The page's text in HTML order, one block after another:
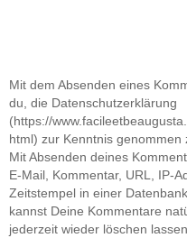
Mit dem Absenden eines
du, die Datenschutzerklärung
(https://
html) zur Kenntnis genommen
Mit Absenden deines
E-Mail, Kommentar, URL, IP-
Zeitstempel in einer
kannst Deine Kommentare
jederzeit wieder löschen